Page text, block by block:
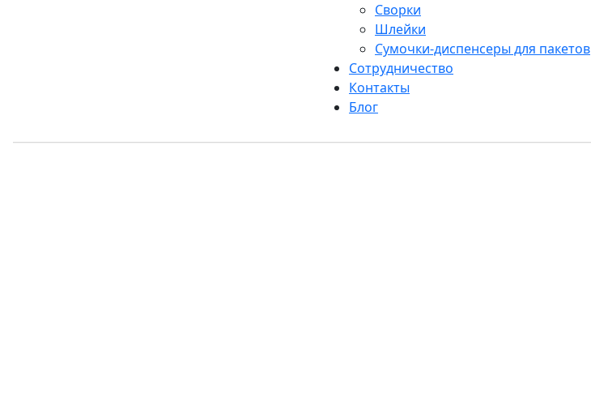
Сворки
Шлейки
Сумочки-диспенсеры для пакетов
Сотрудничество
Контакты
Блог